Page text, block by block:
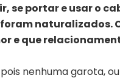
se portar e usar o
naturalizados.
e que
nenhuma garota,